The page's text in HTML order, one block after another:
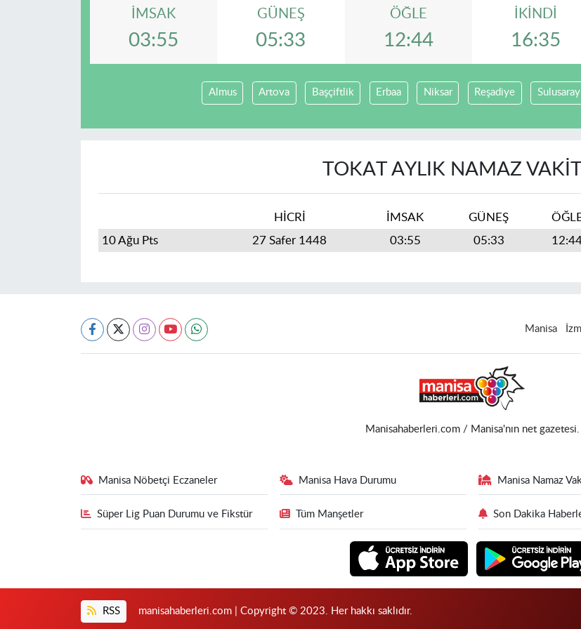
İMSAK
03:55
GÜNEŞ
05:33
ÖĞLE
12:44
İKINDI
16:35
Almus Artova Başçiftlik Erbaa Niksar Reşadiye Sulusaray
TOKAT AYLIK NAMAZ
HİCRİ İMSAK GÜNEŞ
10 Ağu Pts
27 Safer 1448 03:55 05:33
Manisa
Manisahaberleri.com / Manisa'nın net gazetesi.
Manisa Nöbetçi Eczaneler Manisa Hava Durumu Manisa Namaz
Süper Lig Puan Durumu ve Fikstür Tüm Manşetler Son Dakika
RSS manisahaberleri.com | Copyright © 2023. Her hakkı saklıdır.